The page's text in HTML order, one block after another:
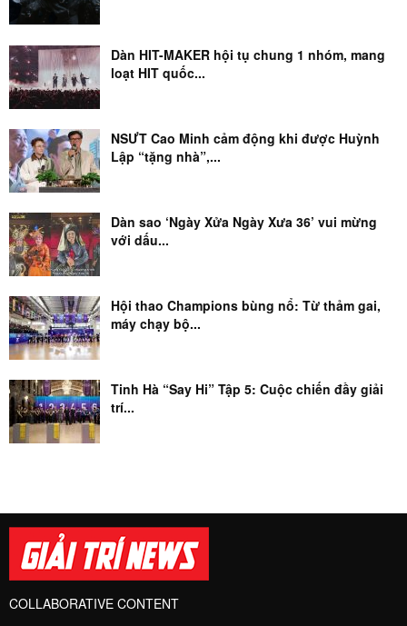
Dàn HIT-MAKER hội tụ chung 1 nhóm, mang
loạt HIT quốc...
NSƯT Cao Minh cảm động khi được Huỳnh
Lập “tặng nhà”,...
Dàn sao ‘Ngày Xửa Ngày Xưa 36’ vui mừng
với dấu...
Hội thao Champions bùng nổ: Từ thảm gai,
máy chạy bộ...
Tinh Hà “Say Hi” Tập 5: Cuộc chiến đầy giải
trí...
COLLABORATIVE CONTENT